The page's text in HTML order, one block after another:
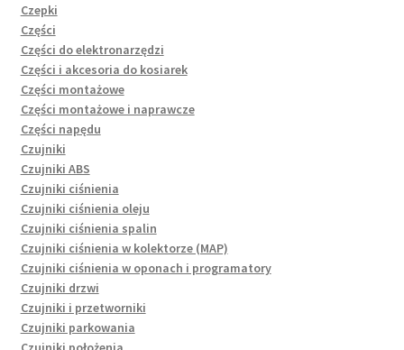
Czepki
Części
Części do elektronarzędzi
Części i akcesoria do kosiarek
Części montażowe
Części montażowe i naprawcze
Części napędu
Czujniki
Czujniki ABS
Czujniki ciśnienia
Czujniki ciśnienia oleju
Czujniki ciśnienia spalin
Czujniki ciśnienia w kolektorze (MAP)
Czujniki ciśnienia w oponach i programatory
Czujniki drzwi
Czujniki i przetworniki
Czujniki parkowania